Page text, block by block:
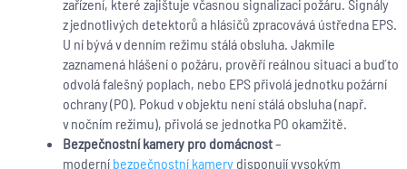
zařízení, které zajišťuje včasnou signalizaci požáru. Signály
z jednotlivých detektorů a hlásičů zpracovává ústředna EPS.
U ní bývá v denním režimu stálá obsluha. Jakmile
zaznamená hlášení o požáru, prověří reálnou situaci a buďto
odvolá falešný poplach, nebo EPS přivolá jednotku požární
ochrany (PO). Pokud v objektu není stálá obsluha (např.
v nočním režimu), přivolá se jednotka PO okamžitě.
Bezpečnostní kamery pro domácnost–
moderní bezpečnostní kamerydisponují vysokým